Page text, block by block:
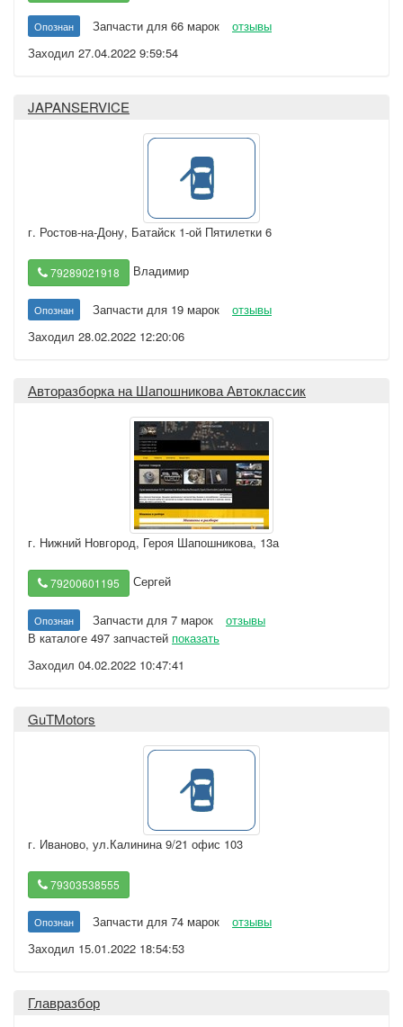
Опознан Запчасти для 66 марок
отзывы
Заходил 27.04.2022 9:59:54
JAPANSERVICE
г. Ростов-на-Дону, Батайск 1-ой Пятилетки 6
79289021918 Владимир
Опознан Запчасти для 19 марок
отзывы
Заходил 28.02.2022 12:20:06
Авторазборка на Шапошникова Автоклассик
г. Нижний Новгород, Героя Шапошникова, 13а
79200601195 Сергей
Опознан Запчасти для 7 марок
отзывы
В каталоге 497 запчастей показать
Заходил 04.02.2022 10:47:41
GuTMotors
г. Иваново, ул.Калинина 9/21 офис 103
79303538555
Опознан Запчасти для 74 марок
отзывы
Заходил 15.01.2022 18:54:53
Главразбор